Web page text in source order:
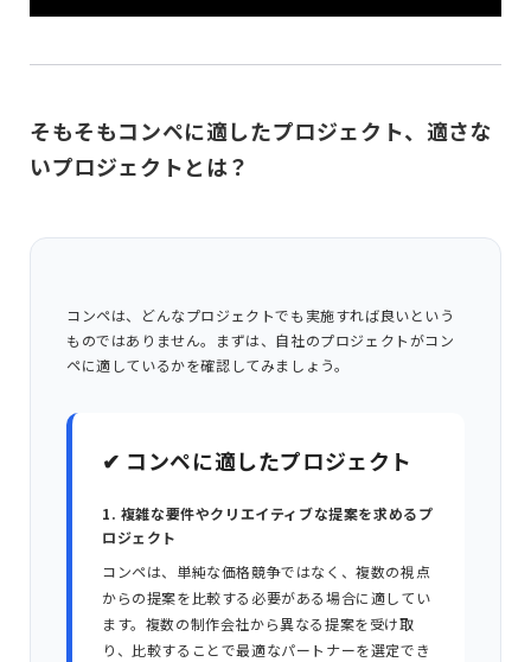
そもそもコンペに適したプロジェクト、適さな
いプロジェクトとは？
コンペは、どんなプロジェクトでも実施すれば良いという
ものではありません。まずは、自社のプロジェクトがコン
ペに適しているかを確認してみましょう。
✔ コンペに適したプロジェクト
1. 複雑な要件やクリエイティブな提案を求めるプ
ロジェクト
コンペは、単純な価格競争ではなく、複数の視点
からの提案を比較する必要がある場合に適してい
ます。複数の制作会社から異なる提案を受け取
り、比較することで最適なパートナーを選定でき